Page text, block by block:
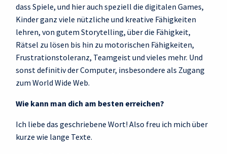
dass Spiele, und hier auch speziell die digitalen Games,
Kinder ganz viele nützliche und kreative Fähigkeiten
lehren, von gutem Storytelling, über die Fähigkeit,
Rätsel zu lösen bis hin zu motorischen Fähigkeiten,
Frustrationstoleranz, Teamgeist und vieles mehr. Und
sonst definitiv der Computer, insbesondere als Zugang
zum World Wide Web.
Wie kann man dich am besten erreichen?
Ich liebe das geschriebene Wort! Also freu ich mich über
kurze wie lange Texte.